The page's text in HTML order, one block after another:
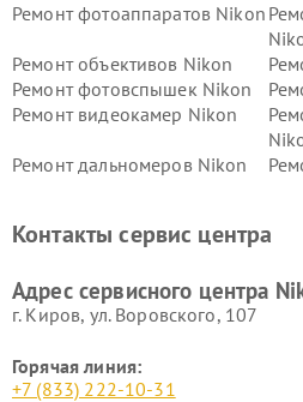
Ремонт фотоаппаратов Nikon
Ремонт объективов Nikon
Ремонт фотовспышек Nikon
Ремонт видеокамер Nikon
Ремонт дальномеров Nikon
Контакты сервис центра
Адрес сервисного центра
г. Киров, ул. Воровского, 107
Горячая линия:
+7 (833) 222-10-31